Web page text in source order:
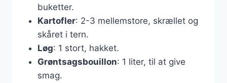
buketter.
Kartofler: 2-3 mellemstore, skrællet og
skåret i tern.
Løg: 1 stort, hakket.
Grøntsagsbouillon: 1 liter, til at give
smag.